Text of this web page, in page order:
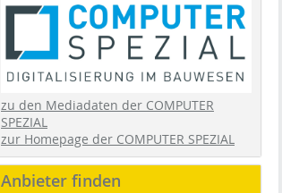
zu den Mediadaten der COMPUTER
SPEZIAL
zur Homepage der COMPUTER SPEZIAL
Anbieter finden